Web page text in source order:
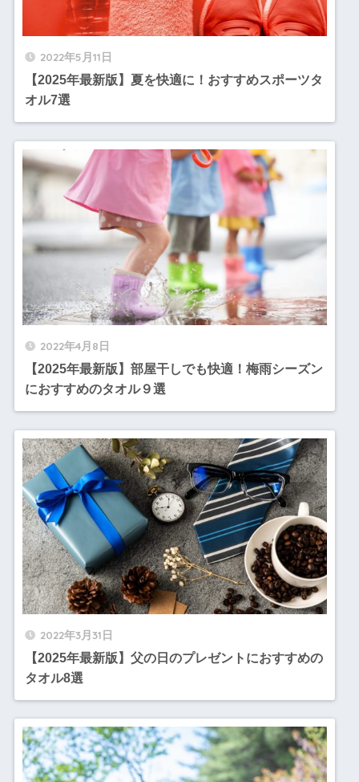
2022年5月11日
【2025年最新版】夏を快適に！おすすめスポーツタ
オル7選
2022年4月8日
【2025年最新版】部屋干しでも快適！梅雨シーズン
におすすめのタオル９選
2022年3月31日
【2025年最新版】父の日のプレゼントにおすすめの
タオル8選